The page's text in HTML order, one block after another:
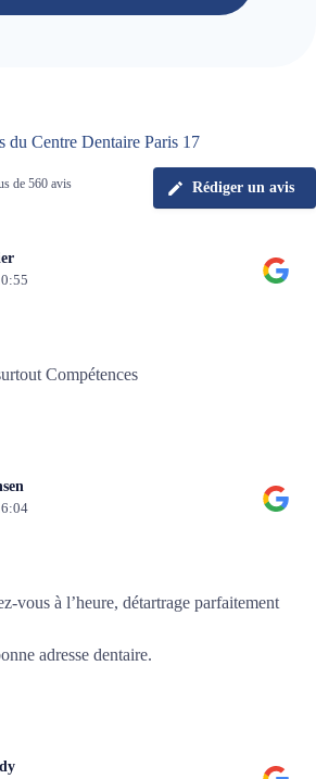
du Centre Dentaire Paris 17
de 560 avis Rédiger un avis
Compétences
vous à l’heure, détartrage parfaitement
adresse dentaire.